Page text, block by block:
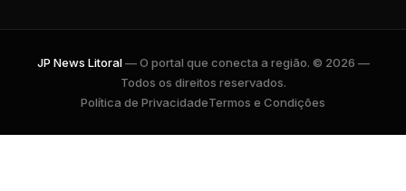
JP News Litoral— O portal que conecta a região. © 2026 —
Todos os direitos reservados.
Política de PrivacidadeTermos e Condições